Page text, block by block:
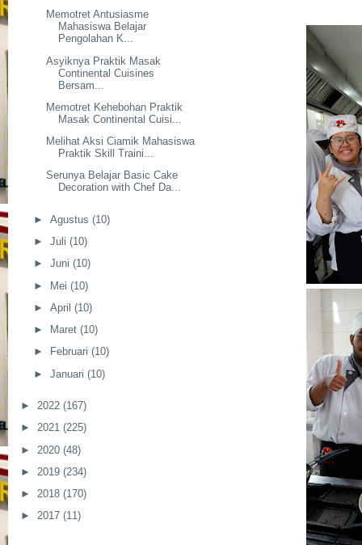
Memotret Antusiasme
Mahasiswa Belajar
Pengolahan K...
Asyiknya Praktik Masak
Continental Cuisines
Bersam...
Memotret Kehebohan Praktik
Masak Continental Cuisi...
Melihat Aksi Ciamik Mahasiswa
Praktik Skill Traini...
Serunya Belajar Basic Cake
Decoration with Chef Da...
► Agustus (10)
► Juli (10)
► Juni (10)
► Mei (10)
► April (10)
►
Maret (10)
►
Februari (10)
► Januari (10)
► 2022 (167)
► 2021 (225)
► 2020 (48)
► 2019 (234)
► 2018 (170)
► 2017 (11)